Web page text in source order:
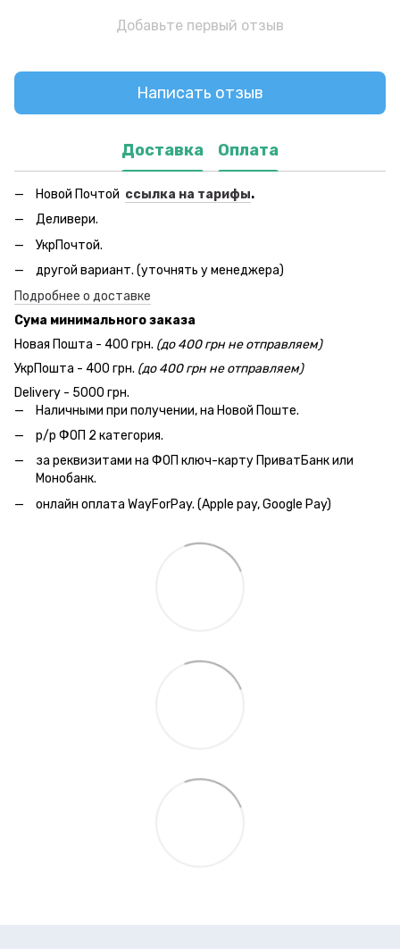
Добавьте первый отзыв
Написать отзыв
Доставка Оплата
Новой Почтой ссылка на тарифы.
Деливери.
УкрПочтой.
другой вариант. (уточнять у менеджера)
Подробнее о доставке
Сума минимального заказа
Новая Пошта - 400 грн. (до 400 грн не отправляем)
УкрПошта - 400 грн. (до 400 грн не отправляем)
Delivery - 5000 грн.
Наличными при получении, на Новой Поште.
р/р ФОП 2 категория.
за реквизитами на ФОП ключ-карту ПриватБанк или
Монобанк.
онлайн оплата WayForPay. (Apple pay, Google Pay)